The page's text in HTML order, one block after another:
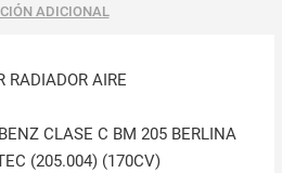
ADICIONAL
RADIADOR AIRE
CLASE C BM 205 BERLINA
(205.004) (170CV)